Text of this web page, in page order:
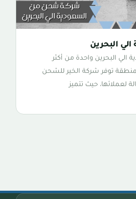
البحرين
البحرين واحدة من أكثر
توفر شركة الخير للشحن
حيث تتميز